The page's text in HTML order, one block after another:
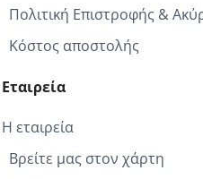
Πολιτική Επιστροφής &
Κόστος αποστολής
Εταιρεία
Η εταιρεία
Βρείτε μας στον χάρτη